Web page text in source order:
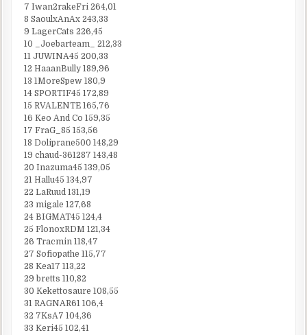
7 Iwan2rakeFri 264,01
8 SaoulxAnAx 243,33
9 LagerCats 226,45
10 _Joebarteam_ 212,33
11 JUWINA45 200,33
12 HaaanBully 189,96
13 1MoreSpew 180,9
14 SPORTIF45 172,89
15 RVALENTE 165,76
16 Keo And Co 159,35
17 FraG_85 153,56
18 Doliprane500 148,29
19 chaud-361287 143,48
20 Inazuma45 139,05
21 Hallu45 134,97
22 LaRuud 131,19
23 migale 127,68
24 BIGMAT45 124,4
25 FlonoxRDM 121,34
26 Tracmin 118,47
27 Sofiopathe 115,77
28 Kea17 113,22
29 bretts 110,82
30 Kekettosaure 108,55
31 RAGNAR61 106,4
32 7KsA7 104,36
33 Keri45 102,41